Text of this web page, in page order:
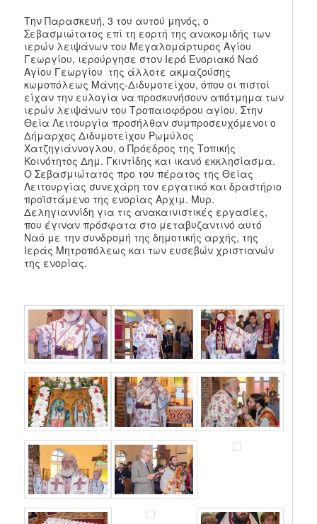
Την Παρασκευή, 3 του αυτού μηνός, ο
Σεβασμιώτατος επί τη εορτή της ανακομιδής των
ιερών λειψάνων του Μεγαλομάρτυρος Αγίου
Γεωργίου, ιερούργησε στον Ιερό Ενοριακό Ναό
Αγίου Γεωργίου της άλλοτε ακμαζούσης
κωμοπόλεως Μάνης-Διδυμοτείχου, όπου οι πιστοί
είχαν την ευλογία να προσκυνήσουν απότμημα των
ιερών λειψάνων του Τροπαιοφόρου αγίου. Στην
Θεία Λειτουργία προσήλθαν συμπροσευχόμενοι ο
Δήμαρχος Διδυμοτείχου Ρωμύλος
Χατζηγιάννογλου, ο Πρόεδρος της Τοπικής
Κοινότητος Δημ. Γκιντίδης και ικανό εκκλησίασμα.
Ο Σεβασμιώτατος προ του πέρατος της Θείας
Λειτουργίας συνεχάρη τον εργατικό και δραστήριο
προϊστάμενο της ενορίας Αρχιμ. Μυρ.
Δεληγιαννίδη για τις ανακαινιστικές εργασίες,
που έγιναν πρόσφατα στο μεταβυζαντινό αυτό
Ναό με την συνδρομή της δημοτικής αρχής, της
Ιεράς Μητροπόλεως και των ευσεβών χριστιανών
της ενορίας.